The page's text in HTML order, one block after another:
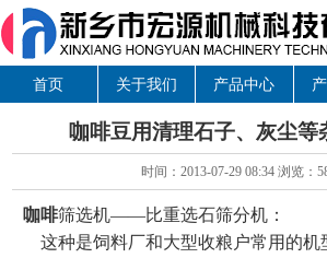
首页 关于我们 产品中心
咖啡豆用清理石子、灰尘等
时间：2013-07-29 08:34 浏览：
咖啡筛选机——比重选石筛分机：
这种是饲料厂和大型收粮户常用的机